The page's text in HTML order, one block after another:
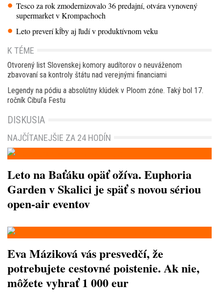
Tesco za rok zmodernizovalo 36 predajní, otvára vynovený
supermarket v Krompachoch
Leto preverí kĺby aj ľudí v produktívnom veku
K TÉME
Otvorený list Slovenskej komory audítorov o neuváženom
zbavovaní sa kontroly štátu nad verejnými financiami
Legendy na pódiu a absolútny klúdek v Ploom zóne. Taký bol 17.
ročník Cibuľa Festu
DISKUSIA
NAJČÍTANEJŠIE ZA 24 HODÍN
Leto na Baťáku opäť ožíva. Euphoria
Garden v Skalici je späť s novou sériou
open-air eventov
Eva Máziková vás presvedčí, že
potrebujete cestovné poistenie. Ak nie,
môžete vyhrať 1 000 eur